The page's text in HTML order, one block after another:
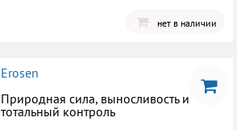
нет в наличии
Erosen
Природная сила, выносливость и
тотальный контроль